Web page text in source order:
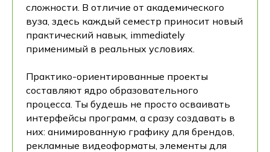
сложности. В отличие от академического
вуза, здесь каждый семестр приносит новый
практический навык, immediately
применимый в реальных условиях.
Практико-ориентированные проекты
составляют ядро образовательного
процесса. Ты будешь не просто осваивать
интерфейсы программ, а сразу создавать в
них: анимированную графику для брендов,
рекламные видеоформаты, элементы для